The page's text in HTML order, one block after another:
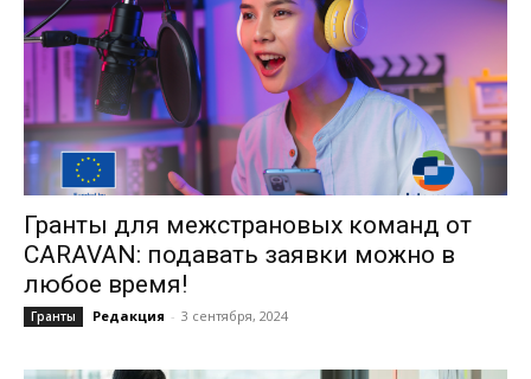
Гранты для межстрановых команд от
CARAVAN: подавать заявки можно в
любое время!
Гранты Редакция - 3 сентября, 2024